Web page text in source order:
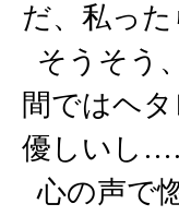
だ、私っ
そうそう
間ではヘ
優しいし
心の声で